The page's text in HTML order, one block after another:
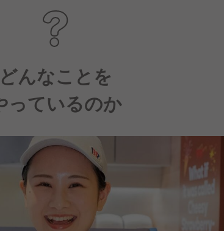
んなことを
っているのか